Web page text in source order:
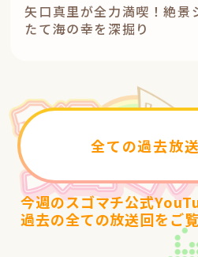
矢口真里が全力満喫！絶景
たて海の幸を深掘り
全ての過去放
今週のスゴマチ公式
過去の全ての放送回をご